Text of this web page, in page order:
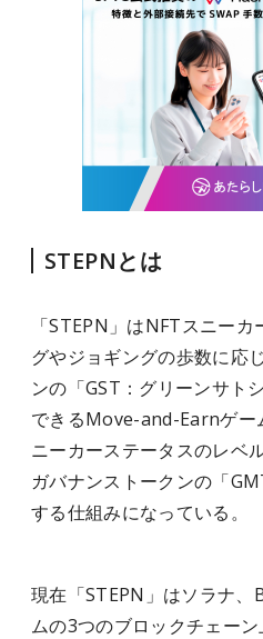
STEPNとは
「STEPN」はNFTスニー
グやジョギングの歩数に応
ンの「GST：グリーンサト
できるMove-and-Earnゲー
ニーカーステータスのレベ
ガバナンストークンの「
する仕組みになっている。
現在「STEPN」はソラナ
ムの3つのブロックチェーン